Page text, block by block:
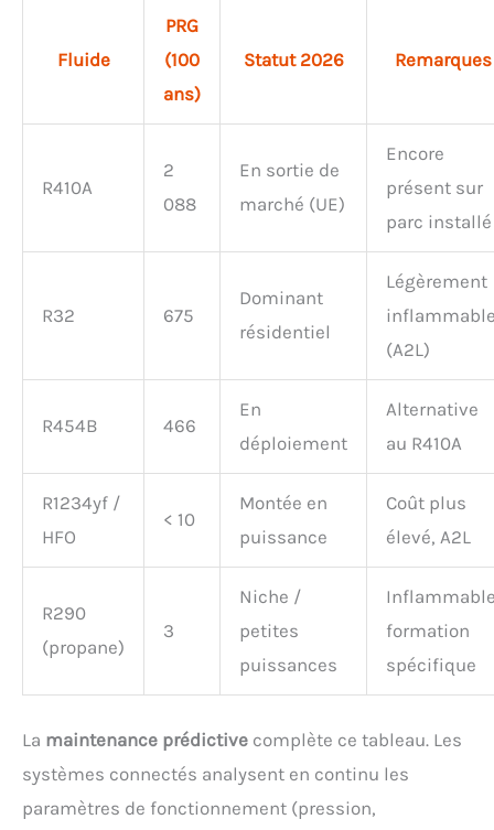
Fluide
PRG
(100
ans)
Statut 2026 Remarques
R410A
2
088
En sortie de
marché (UE)
Encore
présent sur
parc installé
R32 675
Dominant
résidentiel
Légèrement
(A2L)
R454B 466
En
déploiement
Alternative
au R410A
R1234yf /
HFO
< 10
Montée en
puissance
Coût plus
élevé, A2L
R290
(propane)
3
Niche /
petites
puissances
formation
spécifique
La maintenance prédictive complète ce tableau. Les
systèmes connectés analysent en continu les
paramètres de fonctionnement (pression,